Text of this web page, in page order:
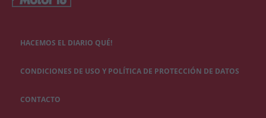
HACEMOS EL DIARIO QUÉ!
CONDICIONES DE USO Y POLÍTICA DE PROTECCIÓN DE DATOS
CONTACTO